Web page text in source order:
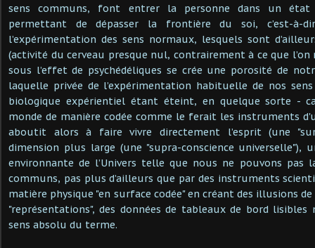
sens communs, font entrer la personne dans un état
permettant de dépasser la frontière du soi, c’est-à-
l’expérimentation des sens normaux, lesquels sont
(activité du cerveau presque nul, contrairement à ce que
sous l’effet de psychédéliques se crée une porosité de
laquelle privée de l’expérimentation habituelle de nos
biologique expérientiel étant éteint, en quelque sorte -
monde de manière codée comme le ferait les instruments
aboutit alors à faire vivre directement l’esprit (une
dimension plus large (une "supra-conscience universelle"),
environnante de l’Univers telle que nous ne pouvons pas
communs, pas plus d’ailleurs que par des instruments
matière physique "en surface codée" en créant des illusions
"représentations", des données de tableaux de bord lisibles
sens absolu du terme.